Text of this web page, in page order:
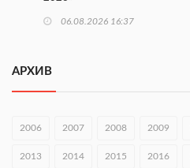
06.08.2026 16:37
раза
АРХИВ
2006 2007 2008 2009
2013 2014 2015 2016